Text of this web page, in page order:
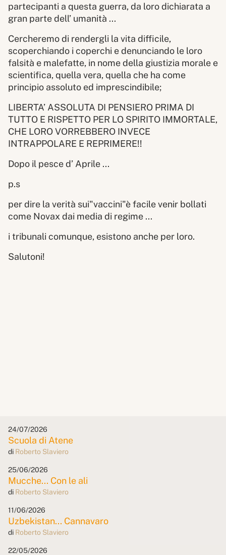
partecipanti a questa guerra, da loro dichiarata a
gran parte dell’ umanità ...
Cercheremo di rendergli la vita difficile,
scoperchiando i coperchi e denunciando le loro
falsità e malefatte, in nome della giustizia morale e
scientifica, quella vera, quella che ha come
principio assoluto ed imprescindibile;
LIBERTA’ ASSOLUTA DI PENSIERO PRIMA DI
TUTTO E RISPETTO PER LO SPIRITO IMMORTALE,
CHE LORO VORREBBERO INVECE
INTRAPPOLARE E REPRIMERE!!
Dopo il pesce d’ Aprile ...
p.s
per dire la verità sui"vaccini"è facile venir bollati
come Novax dai media di regime ...
i tribunali comunque, esistono anche per loro.
Salutoni!
24/07/2026
Scuola di Atene
di Roberto Slaviero
25/06/2026
Mucche... Con le ali
di Roberto Slaviero
11/06/2026
Uzbekistan... Cannavaro
di Roberto Slaviero
22/05/2026